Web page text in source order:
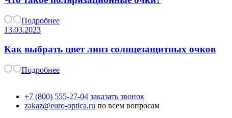
Подробнее
13.03.2023
Как выбрать цвет линз солнцезащитных очков
Подробнее
+7 (800) 555-27-04 заказать звонок
zakaz@euro-optica.ru по всем вопросам